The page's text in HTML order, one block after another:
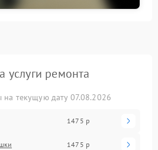
услуги ремонта
на текущую дату 07.08.2026
1475 р
1475 р